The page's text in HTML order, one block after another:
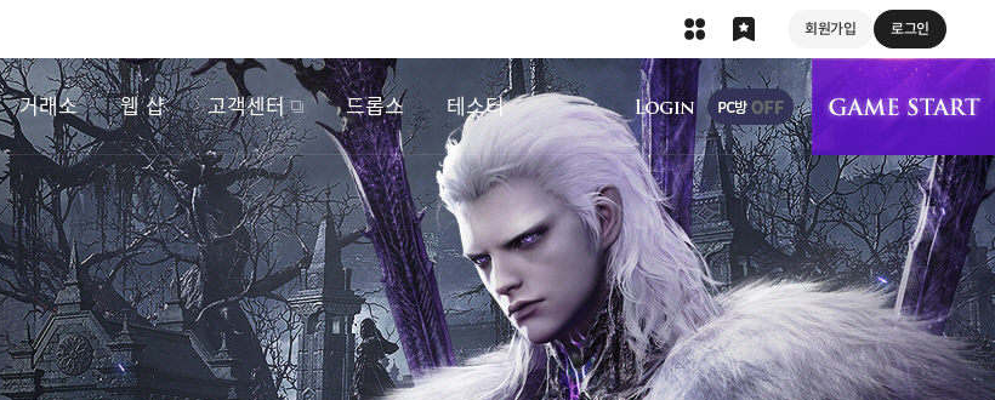
회원가입 로그인
거래소 웹 샵 고객센터 드롭스 테스터
상단 메뉴